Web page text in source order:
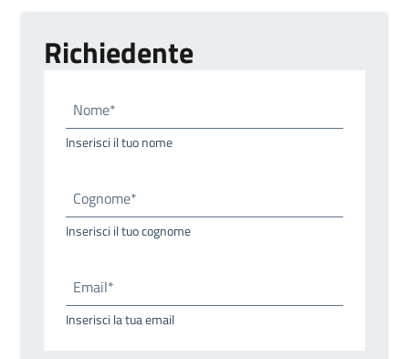
Richiedente
Nome*
Inserisci il tuo nome
Cognome*
Inserisci il tuo cognome
Email*
Inserisci la tua email